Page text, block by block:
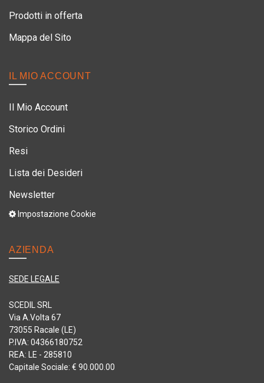
Prodotti in offerta
Mappa del Sito
IL MIO ACCOUNT
Il Mio Account
Storico Ordini
Resi
Lista dei Desideri
Newsletter
Impostazione Cookie
AZIENDA
SEDE LEGALE
SCEDIL SRL
Via A.Volta 67
73055 Racale (LE)
P.IVA: 04366180752
REA: LE - 285810
Capitale Sociale: € 90.000.00